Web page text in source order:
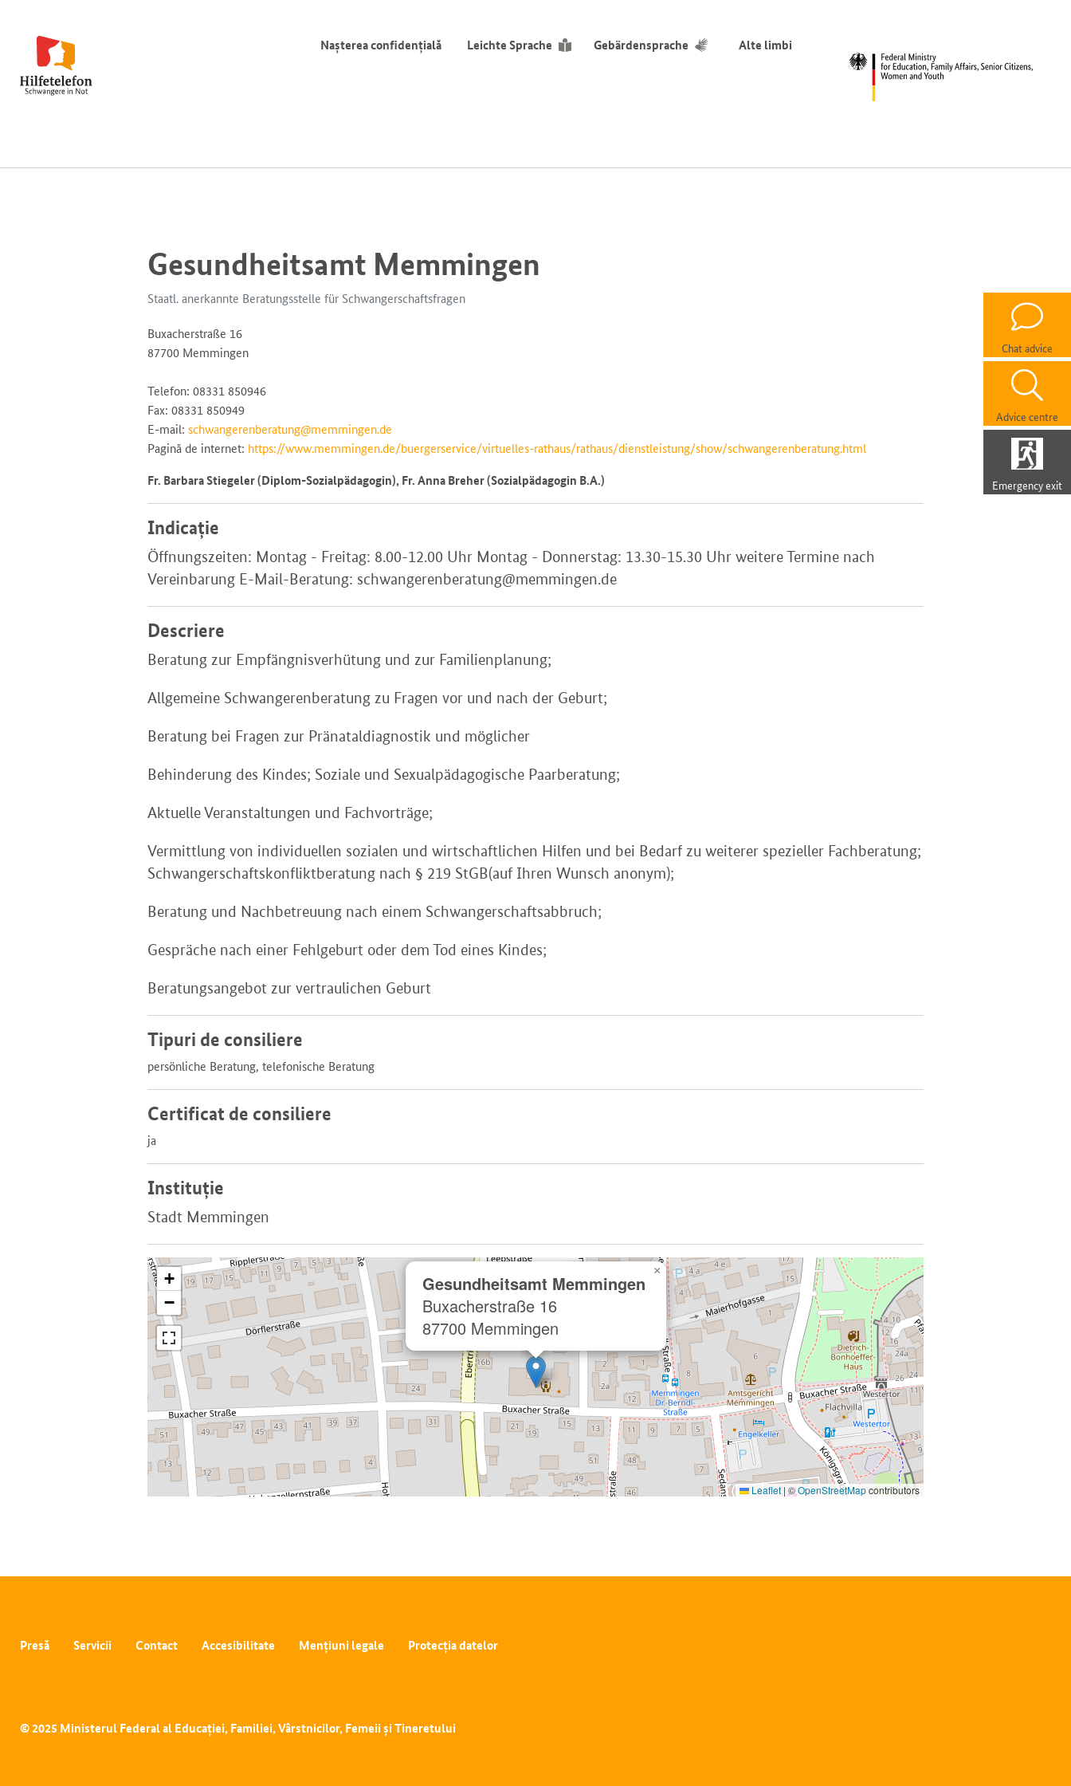
Nașterea confidențială Leichte Sprache Gebärdensprache Alte limbi
Chat advice
Advice centre
Emergency exit
Gesundheitsamt Memmingen
Staatl. anerkannte Beratungsstelle für Schwangerschaftsfragen
Buxacherstraße 16
87700 Memmingen
Telefon: 08331 850946
Fax: 08331 850949
E-mail: schwangerenberatung@memmingen.de
Pagină de internet: https://www.memmingen.de/buergerservice/virtuelles-rathaus/rathaus/dienstleistung/show/schwangerenberatung.html
Fr. Barbara Stiegeler (Diplom-Sozialpädagogin), Fr. Anna Breher (Sozialpädagogin B.A.)
Indicație
Öffnungszeiten: Montag - Freitag: 8.00-12.00 Uhr Montag - Donnerstag: 13.30-15.30 Uhr weitere Termine nach
Vereinbarung E-Mail-Beratung: schwangerenberatung@memmingen.de
Descriere
Beratung zur Empfängnisverhütung und zur Familienplanung;
Allgemeine Schwangerenberatung zu Fragen vor und nach der Geburt;
Beratung bei Fragen zur Pränataldiagnostik und möglicher
Behinderung des Kindes; Soziale und Sexualpädagogische Paarberatung;
Aktuelle Veranstaltungen und Fachvorträge;
Vermittlung von individuellen sozialen und wirtschaftlichen Hilfen und bei Bedarf zu weiterer spezieller Fachberatung;
Schwangerschaftskonfliktberatung nach § 219 StGB(auf Ihren Wunsch anonym);
Beratung und Nachbetreuung nach einem Schwangerschaftsabbruch;
Gespräche nach einer Fehlgeburt oder dem Tod eines Kindes;
Beratungsangebot zur vertraulichen Geburt
Tipuri de consiliere
persönliche Beratung, telefonische Beratung
Certificat de consiliere
ja
Instituție
Stadt Memmingen
Gesundheitsamt Memmingen
Buxacherstraße 16
87700 Memmingen
×
+
−
Leaflet | ©OpenStreetMapcontributors
Presă Servicii Contact Accesibilitate Mențiuni legale Protecția datelor
© 2025 Ministerul Federal al Educației, Familiei, Vârstnicilor, Femeii și Tineretului